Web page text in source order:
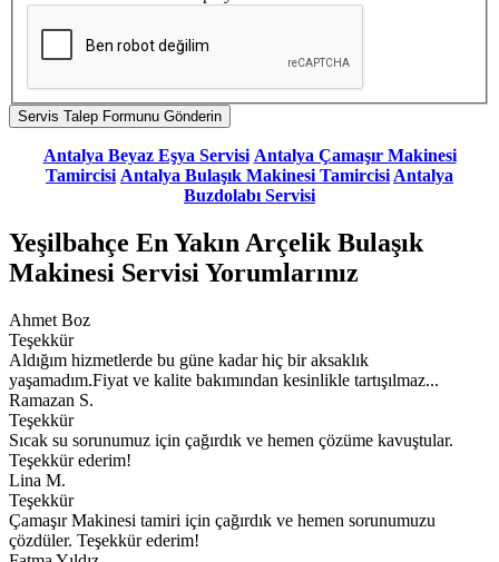
Antalya Beyaz Eşya Servisi Antalya Çamaşır Makinesi
Tamircisi Antalya Bulaşık Makinesi TamircisiAntalya
Buzdolabı Servisi
Yeşilbahçe En Yakın Arçelik Bulaşık
Makinesi Servisi Yorumlarınız
Ahmet Boz
Teşekkür
Aldığım hizmetlerde bu güne kadar hiç bir aksaklık
yaşamadım.Fiyat ve kalite bakımından kesinlikle tartışılmaz...
Ramazan S.
Teşekkür
Sıcak su sorunumuz için çağırdık ve hemen çözüme kavuştular.
Teşekkür ederim!
Lina M.
Teşekkür
Çamaşır Makinesi tamiri için çağırdık ve hemen sorunumuzu
çözdüler. Teşekkür ederim!